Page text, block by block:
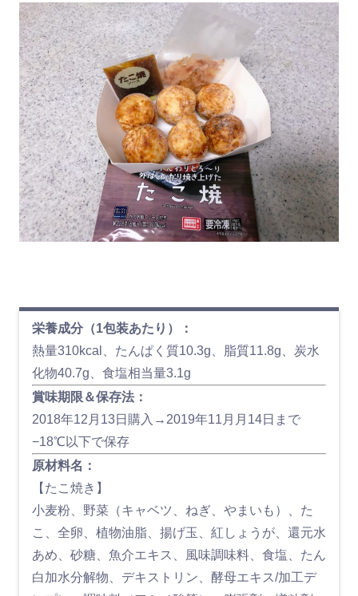
栄養成分（1包装あたり）：
熱量310kcal、たんぱく質10.3g、脂質11.8g、炭水
化物40.7g、食塩相当量3.1g
賞味期限＆保存法：
2018年12月13日購入→2019年11月月14日まで
−18℃以下で保存
原材料名：
【たこ焼き】
小麦粉、野菜（キャベツ、ねぎ、やまいも）、た
こ、全卵、植物油脂、揚げ玉、紅しょうが、還元水
あめ、砂糖、魚介エキス、風味調味料、食塩、たん
白加水分解物、デキストリン、酵母エキス/加工デ